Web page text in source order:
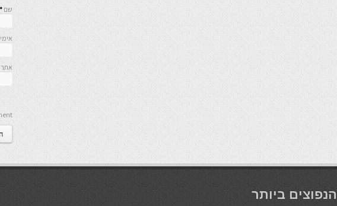
שם *
אתר
мостбет кг
הנפוצים ביותר